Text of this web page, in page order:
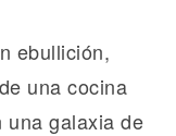
ebullición,
una cocina
una galaxia de